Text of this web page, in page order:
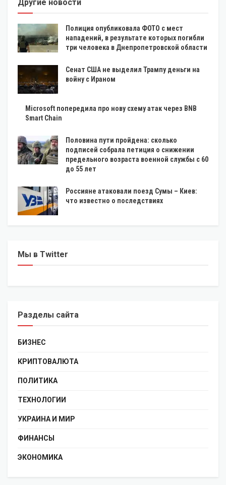
Другие новости
Полиция опубликовала ФОТО с мест
нападений, в результате которых погибли
три человека в Днепропетровской области
Сенат США не выделил Трампу деньги на
войну с Ираном
Microsoft попередила про нову схему атак через BNB
Smart Chain
Половина пути пройдена: сколько
подписей собрала петиция о снижении
предельного возраста военной службы с 60
до 55 лет
Россияне атаковали поезд Сумы – Киев:
что известно о последствиях
Мы в Twitter
Разделы сайта
БИЗНЕС
КРИПТОВАЛЮТА
ПОЛИТИКА
ТЕХНОЛОГИИ
УКРАИНА И МИР
ФИНАНСЫ
ЭКОНОМИКА